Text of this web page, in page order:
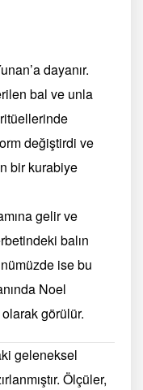
dayanır.
bal ve unla
değiştirdi ve
bir kurabiye
gelir ve
balın
ise bu
Noel
olarak görülür.
geleneksel
Ölçüler,